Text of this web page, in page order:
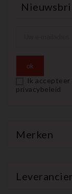
Ik
privacybeleid
Merken